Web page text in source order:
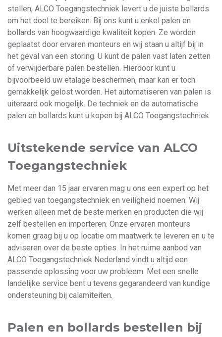
stellen, ALCO Toegangstechniek levert u de juiste bollards
om het doel te bereiken. Bij ons kunt u enkel palen en
bollards van hoogwaardige kwaliteit kopen. Ze worden
geplaatst door ervaren monteurs en wij staan u altijf bij in
het geval van een storing. U kunt de palen vast laten zetten
of verwijderbare palen bestellen. Hierdoor kunt u
bijvoorbeeld uw etalage beschermen, maar kan er toch
gemakkelijk gelost worden. Het automatiseren van palen is
uiteraard ook mogelijk. De techniek en de automatische
palen en bollards kunt u kopen bij ALCO Toegangstechniek.
Uitstekende service van ALCO
Toegangstechniek
Met meer dan 15 jaar ervaren mag u ons een expert op het
gebied van toegangstechniek en veiligheid noemen. Wij
werken alleen met de beste merken en producten die wij
zelf bestellen en importeren. Onze ervaren monteurs
komen graag bij u op locatie om maatwerk te leveren en u te
adviseren over de beste opties. In het ruime aanbod van
ALCO Toegangstechniek Nederland vindt u altijd een
passende oplossing voor uw probleem. Met een snelle
landelijke service bent u tevens gegarandeerd van kundige
ondersteuning bij calamiteiten.
Palen en bollards bestellen bij